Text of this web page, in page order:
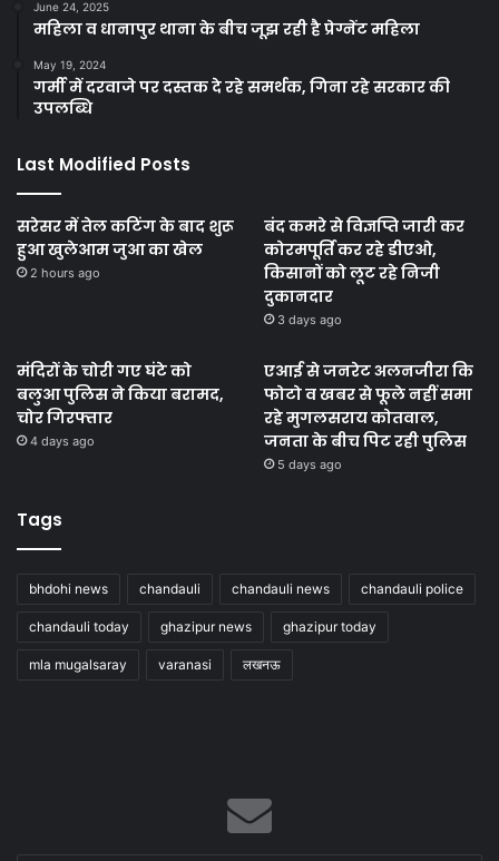
June 24, 2025
महिला व धानापुर थाना के बीच जूझ रही है प्रेग्नेंट महिला
May 19, 2024
गर्मी में दरवाजे पर दस्तक दे रहे समर्थक, गिना रहे सरकार की
उपलब्धि
Last Modified Posts
सरेसर में तेल कटिंग के बाद शुरू
हुआ खुलेआम जुआ का खेल
2 hours ago
बंद कमरे से विज्ञप्ति जारी कर
कोरमपूर्ति कर रहे डीएओ,
किसानों को लूट रहे निजी
दुकानदार
3 days ago
मंदिरों के चोरी गए घंटे को
बलुआ पुलिस ने किया बरामद,
चोर गिरफ्तार
4 days ago
एआई से जनरेट अलनजीरा कि
फोटो व खबर से फूले नहीं समा
रहे मुगलसराय कोतवाल,
जनता के बीच पिट रही पुलिस
5 days ago
Tags
bhdohi news chandauli chandauli news chandauli police
chandauli today ghazipur news ghazipur today
mla mugalsaray varanasi लखनऊ